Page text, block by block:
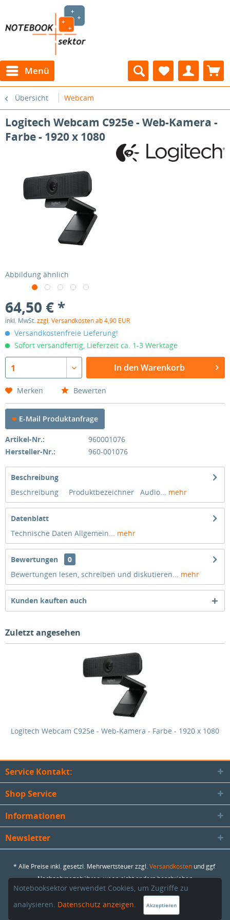
Menü
Übersicht Webcam
Logitech Webcam C925e - Web-Kamera -
Farbe - 1920 x 1080
Abbildung ähnlich
64,50 € *
inkl. MwSt.zzgl. Versandkosten ab 4,90 EUR
Versandkostenfreie Lieferung!
Sofort versandfertig, Lieferzeit ca. 1-3 Werktage
1 In den Warenkorb
Merken Bewerten
E-Mail Produktanfrage
Artikel-Nr.:
960001076
Hersteller-Nr.:
960-001076
Beschreibung
Beschreibung Produktbezeichner Audio... mehr
Datenblatt
Technische Daten Allgemein... mehr
Bewertungen
0
Bewertungen lesen, schreiben und diskutieren... mehr
Kunden kauften auch
Zuletzt angesehen
Logitech Webcam C925e - Web-Kamera - Farbe - 1920 x 1080
Service Kontakt:
Shop Service
Informationen
Newsletter
* Alle Preise inkl. gesetzl. Mehrwertsteuer zzgl.Versandkosten und ggf.
Nachnahmegebühren, wenn nicht anders beschrieben
Copyright © NOTEBOOKsektor - SAMbase GmbH - Alle Rechte
vorbehalten
Notebooksektor verwendet Cookies, um Zugriffe zu
analysieren. Datenschutz anzeigen. Akzeptieren